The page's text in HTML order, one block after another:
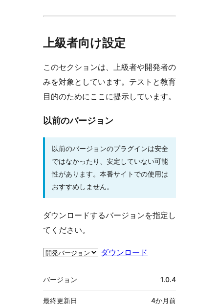
上級者向け設定
このセクションは、上級者や開発者の
みを対象としています。テストと教育
目的のためにここに提示しています。
以前のバージョン
以前のバージョンのプラグインは安全
ではなかったり、安定していない可能
性があります。本番サイトでの使用は
おすすめしません。
ダウンロードするバージョンを指定し
てください。
ダウンロード
メ
タ
バージョン 1.0.4
最終更新日 4か月前